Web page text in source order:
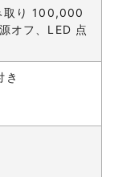
取り 100,000
オフ、LED 点
き